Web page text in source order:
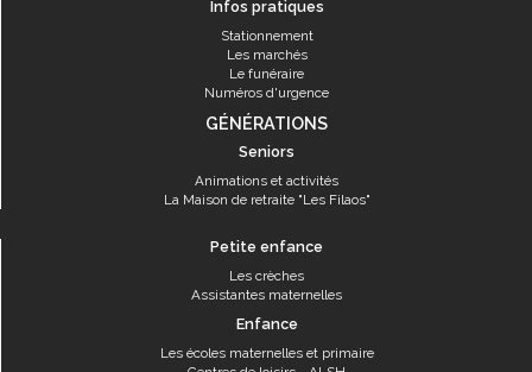
Infos pratiques
Stationnement
Les marchés
Le funéraire
Numéros d'urgence
GÉNÉRATIONS
Seniors
Animations et activités
La Maison de retraite "Les Filaos"
Petite enfance
Les crèches
Assistantes maternelles
Enfance
Les écoles maternelles et primaire